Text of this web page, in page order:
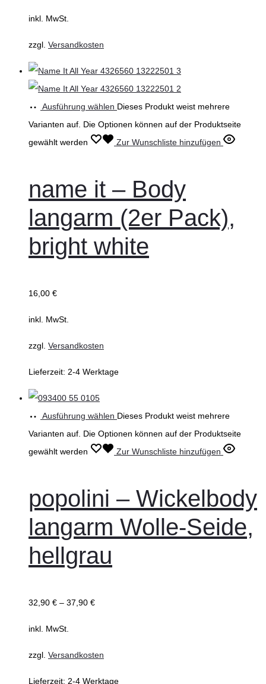
inkl. MwSt.
zzgl. Versandkosten
Ausführung wählen Dieses Produkt weist mehrere
Varianten auf. Die Optionen können auf der Produktseite
gewählt werden
Zur Wunschliste hinzufügen
name it – Body
langarm (2er Pack),
bright white
16,00 €
inkl. MwSt.
zzgl. Versandkosten
Lieferzeit: 2-4 Werktage
Ausführung wählen Dieses Produkt weist mehrere
Varianten auf. Die Optionen können auf der Produktseite
gewählt werden
Zur Wunschliste hinzufügen
popolini – Wickelbody
langarm Wolle-Seide,
hellgrau
32,90 € – 37,90 €
inkl. MwSt.
zzgl. Versandkosten
Lieferzeit: 2-4 Werktage